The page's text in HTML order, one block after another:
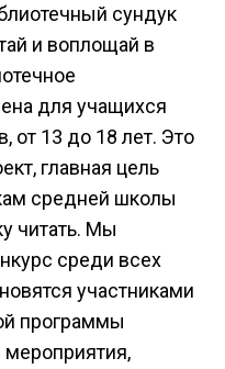
сундук
и воплощай в
для учащихся
от 13 до 18 лет. Это
главная цель
средней школы
читать. Мы
среди всех
участниками
программы